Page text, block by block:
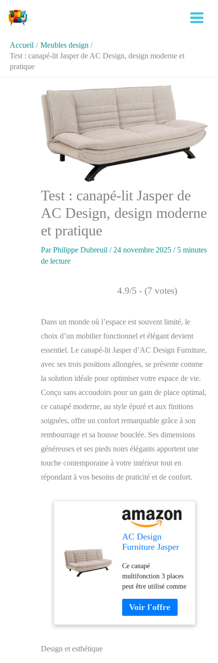
Accueil
Meubles design
Test : canapé-lit Jasper de AC Design, design moderne et
pratique
Test : canapé-lit Jasper de
AC Design, design moderne
et pratique
ParPhilippe Dubreuil / 24 novembre 2025 / 5 minutes
de lecture
4.9/5 - (7 votes)
Dans un monde où l’espace est souvent limité, le
choix d’un mobilier fonctionnel et élégant devient
essentiel. Le canapé-lit Jasper d’AC Design Furniture,
avec ses trois positions allongées, se présente comme
la solution idéale pour optimiser votre espace de vie.
Conçu sans accoudoirs pour un gain de place optimal,
ce canapé moderne, au style épuré et aux finitions
soignées, offre un confort remarquable grâce à son
rembourrage et sa housse bouclée. Ses dimensions
généreuses et ses pieds noirs élégants apportent une
touche contemporaine à votre intérieur tout en
répondant à vos besoins de praticité et de confort.
AC Design
Furniture Jasper
Moderne 3 Places
sans accoudoirs
Beige Canapé
rembourré avec
Housse bouclé et
Pieds Noirs L 196
x H 91 x P 98 cm
Ce canapé
multifonction 3 places
peut être utilisé comme
journée et comme lit la
nuit grâce à la fonction
de couchage manuelle
Design et esthétique